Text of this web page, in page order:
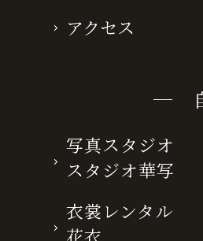
アクセス
─
写真スタジオ
スタジオ華写
衣裳レンタル
花衣